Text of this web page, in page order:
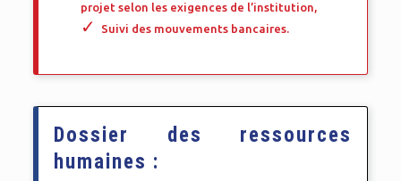
projet selon les exigences de l’institution,
Suivi des mouvements bancaires.
Dossier des ressources
humaines :